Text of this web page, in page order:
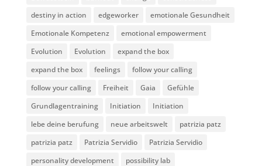
destiny in action
edgeworker
emotionale Gesundheit
Emotionale Kompetenz
emotional empowerment
Evolution
Evolution
expand the box
expand the box
feelings
follow your calling
follow your calling
Freiheit Gaia
Gefühle
Grundlagentraining
Initiation
Initiation
lebe deine berufung
neue arbeitswelt
patrizia patz
patrizia patz
Patrizia Servidio
Patrizia Servidio
personality development
possibility lab